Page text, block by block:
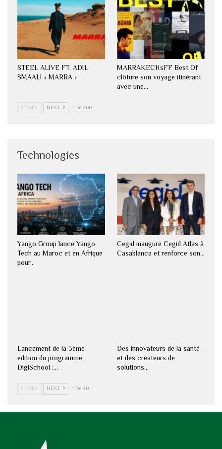
STEEL ALIVE FT. ADIL
SMAALI « MARRA »
MARRAKECHsFF Best Of
clôture son voyage itinérant
avec une…
PREV NEXT 1 De 200
Technologies
Yango Group lance Yango
Tech au Maroc et en Afrique
pour…
Cegid inaugure Cegid Atlas à
Casablanca et renforce son…
Lancement de la 3ème
édition du programme
DigiSchool :…
Des innovateurs de la santé
et des créateurs de
solutions…
PREV NEXT 1 De 30